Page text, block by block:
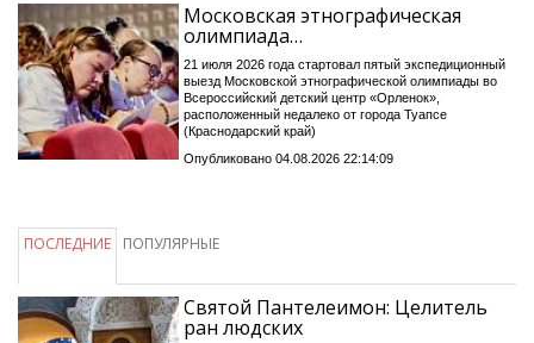
Московская этнографическая
олимпиада…
21 июля 2026 года стартовал пятый экспедиционный
выезд Московской этнографической олимпиады во
Всероссийский детский центр «Орленок»,
расположенный недалеко от города Туапсе
(Краснодарский край)
Опубликовано 04.08.2026 22:14:09
ПОСЛЕДНИЕ ПОПУЛЯРНЫЕ
Святой Пантелеимон: Целитель
ран людских